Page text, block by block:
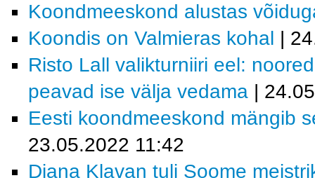
Koondmeeskond alustas
Koondis on Valmieras kohal |
Risto Lall valikturniiri eel:
peavad ise välja vedama |
Eesti koondmeeskond mängib
23.05.2022 11:42
Diana Klavan tuli Soome